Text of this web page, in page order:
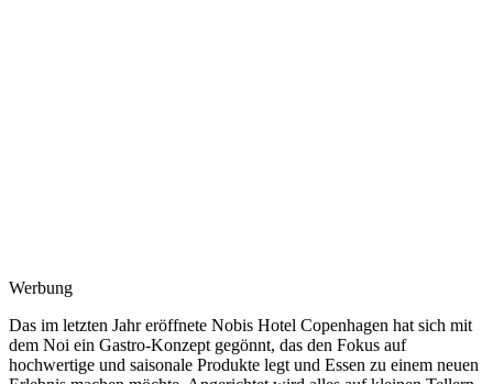
Werbung
Das im letzten Jahr eröffnete Nobis Hotel Copenhagen hat sich mit
dem Noi ein Gastro-Konzept gegönnt, das den Fokus auf
hochwertige und saisonale Produkte legt und Essen zu einem neuen